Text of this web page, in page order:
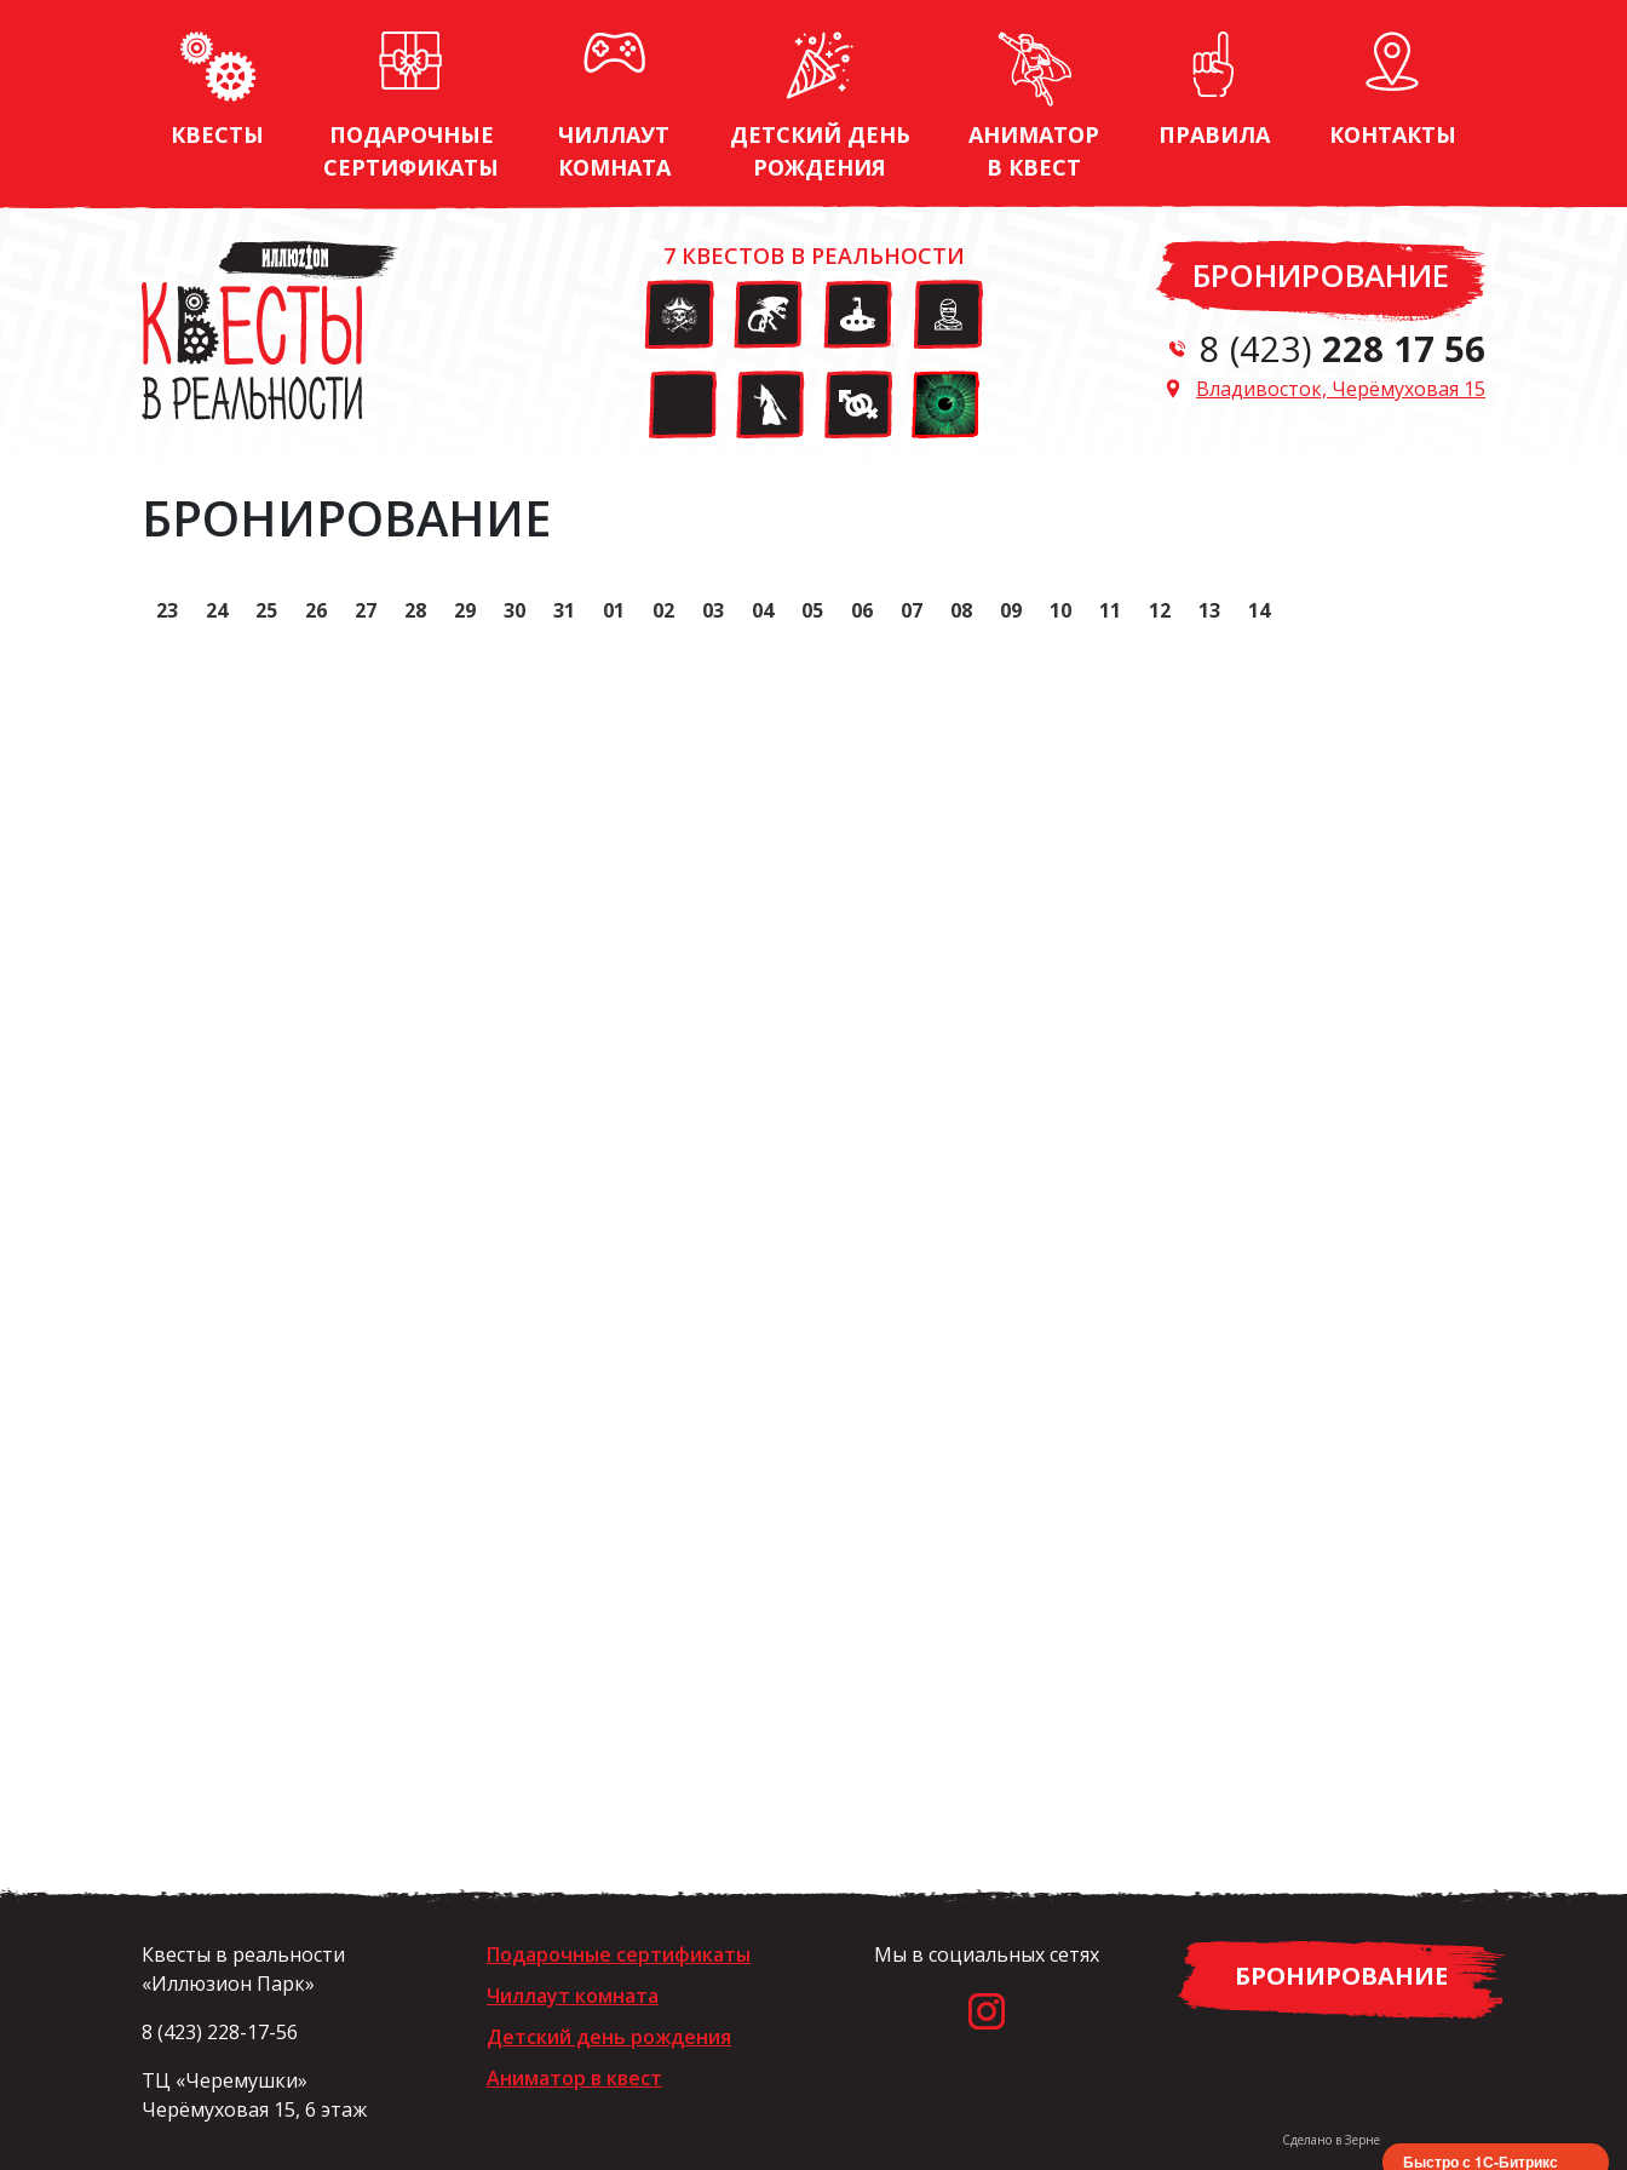
КВЕСТЫ
ПОДАРОЧНЫЕ
СЕРТИФИКАТЫ
ЧИЛЛАУТ
КОМНАТА
ДЕТСКИЙ ДЕНЬ
РОЖДЕНИЯ
АНИМАТОР
В КВЕСТ
ПРАВИЛА КОНТАКТЫ
7 КВЕСТОВ В РЕАЛЬНОСТИ БРОНИРОВАНИЕ
8 (423) 228 17 56
Владивосток, Черёмуховая 15
БРОНИРОВАНИЕ
23 24 25 26 27 28 29 30 31 01 02 03 04 05 06 07 08 09 10 11 12 13 14
Квесты в реальности
«Иллюзион Парк»
8 (423) 228-17-56
ТЦ «Черемушки»
Черёмуховая 15, 6 этаж
Подарочные сертификаты
Чиллаут комната
Детский день рождения
Аниматор в квест
Мы в социальных сетях
БРОНИРОВАНИЕ
Сделано в Зерне
Быстро с 1С-Битрикс